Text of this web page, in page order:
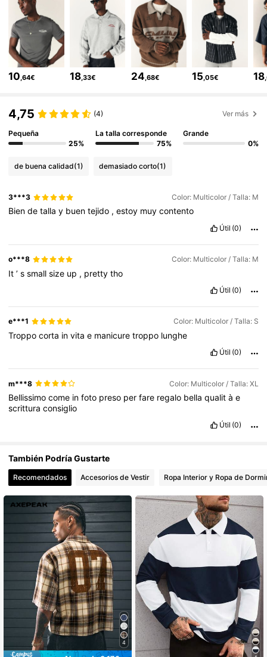
4,83 1M Seguidores
4,83 1M Seguidores
4,83 1M Seguidores
4,83 1M Seguidores
10 ,64€ 18 ,33€ 24 ,68€ 15 ,05€ 18
4,75 (4) Ver más
Pequeña
25%
La talla corresponde
75%
Grande
0%
de buena calidad(1) demasiado corto(1)
3***3 Color: Multicolor / Talla: M
Biendetallay buentejido ,estoy muycontento
Útil (0)
o***8 Color: Multicolor / Talla: M
It’ssmallsize up , prettytho
Útil (0)
e***1 Color: Multicolor / Talla: S
Troppocorta invitae manicuretroppo lunghe
Útil (0)
m***8 Color: Multicolor / Talla: XL
Bellissimocome infoto preso perfare regalo bellaqualitàe
scritturaconsiglio
Útil (0)
También Podría Gustarte
Recomendados Accesorios de Vestir Ropa Interior y Ropa de
4